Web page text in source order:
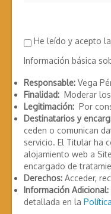
He leído y acepto la
Información básica
Responsable: Vega
Finalidad: Moderar
Legitimación: Por
Destinatarios y
ceden o comunican
servicio. El Titular ha
alojamiento web a
encargado de
Derechos: Acceder,
Información Adicional:
detallada en la